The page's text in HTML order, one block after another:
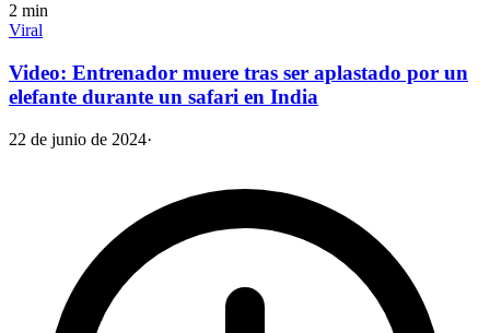
2 min
Viral
Video: Entrenador muere tras ser aplastado por un
elefante durante un safari en India
22 de junio de 2024·